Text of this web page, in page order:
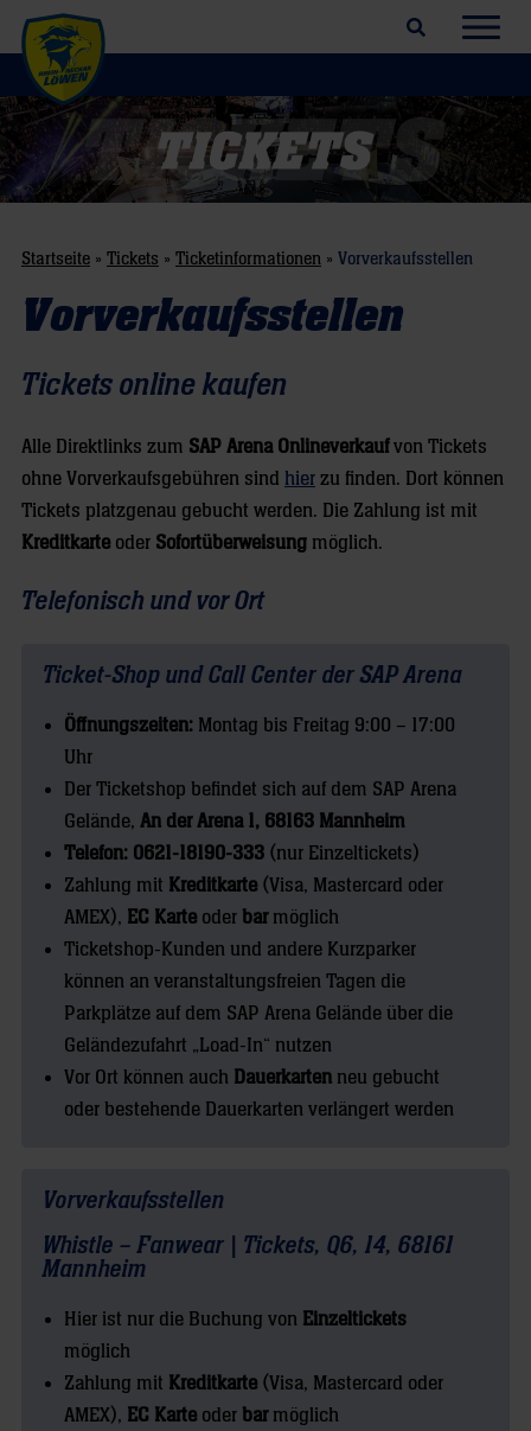
Suchfeld öffnen
Startseite » Tickets » Ticketinformationen » Vorverkaufsstellen
Vorverkaufsstellen
Tickets online kaufen
Alle Direktlinks zum SAP Arena Onlineverkaufvon Tickets
ohne Vorverkaufsgebühren sind hier zu finden. Dort können
Tickets platzgenau gebucht werden. Die Zahlung ist mit
Kreditkarte oder Sofortüberweisung möglich.
Telefonisch und vor Ort
Ticket-Shop und Call Center der SAP Arena
Öffnungszeiten: Montag bis Freitag 9:00 – 17:00
Uhr
Der Ticketshop befindet sich auf dem SAP Arena
Gelände, An der Arena 1, 68163 Mannheim
Telefon: 0621-18190-333 (nur Einzeltickets)
Zahlung mit Kreditkarte (Visa, Mastercard oder
AMEX), EC Karte oder barmöglich
Ticketshop-Kunden und andere Kurzparker
können an veranstaltungsfreien Tagen die
Parkplätze auf dem SAP Arena Gelände über die
Geländezufahrt „Load-In“ nutzen
Vor Ort können auch Dauerkarten neu gebucht
oder bestehende Dauerkarten verlängert werden
Vorverkaufsstellen
Whistle – Fanwear | Tickets, Q6, 14, 68161
Mannheim
Hier ist nur die Buchung von Einzeltickets
möglich
Zahlung mit Kreditkarte (Visa, Mastercard oder
AMEX), EC Karte oder barmöglich